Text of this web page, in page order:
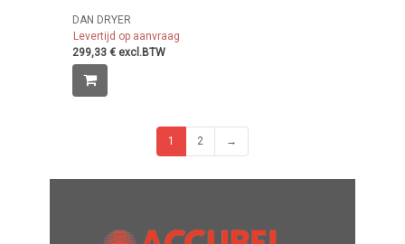
DAN DRYER
Levertijd op aanvraag
299,33 € excl.BTW
1 2 →